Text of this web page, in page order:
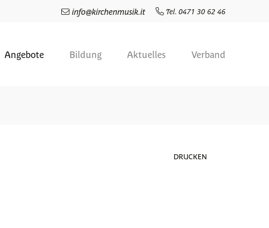
info@kirchenmusik.it Tel. 0471 30 62 46
Angebote Bildung Aktuelles Verband
DRUCKEN